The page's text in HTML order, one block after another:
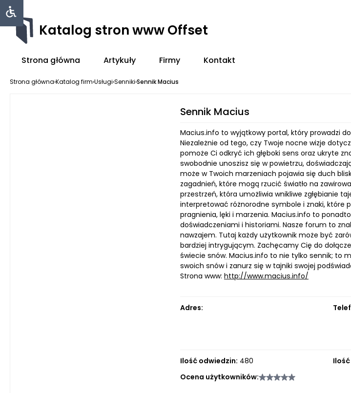
Katalog stron www Offset
Strona główna Artykuły Firmy Kontakt
Strona główna›Katalog firm›Usługi›Senniki›Sennik Macius
Sennik Macius
Macius.info to wyjątkowy portal, który prowadzi
Niezależnie od tego, czy Twoje nocne wizje
pomoże Ci odkryć ich głęboki sens oraz ukryte
swobodnie unoszisz się w powietrzu,
może w Twoich marzeniach pojawia się duch
zagadnień, które mogą rzucić światło na
przestrzeń, która umożliwia wnikliwe zgłębianie
interpretować różnorodne symbole i znaki, które
pragnienia, lęki i marzenia. Macius.info to
doświadczeniami i historiami. Nasze forum to
nawzajem. Tutaj każdy użytkownik może być
bardziej intrygującym. Zachęcamy Cię do
świecie snów. Macius.info to nie tylko sennik; to
swoich snów i zanurz się w tajniki swojej
Strona www: http://www.macius.info/
Adres:
Ilość odwiedzin: 480
Ocena użytkowników: